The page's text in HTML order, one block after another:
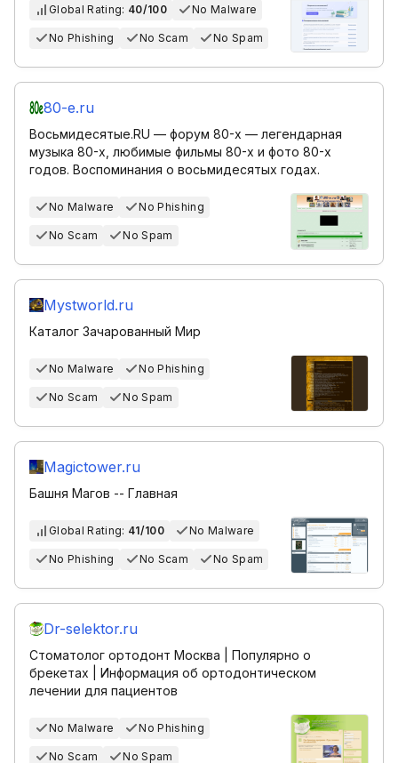
Global Rating: 40/100 No Malware
No Phishing No Scam No Spam
80-e.ru
Восьмидесятые.RU — форум 80-х — легендарная
музыка 80-х, любимые фильмы 80-х и фото 80-х
годов. Воспоминания о восьмидесятых годах.
No Malware No Phishing
No Scam No Spam
Mystworld.ru
Каталог Зачарованный Мир
No Malware No Phishing
No Scam No Spam
Magictower.ru
Башня Магов -- Главная
Global Rating: 41/100 No Malware
No Phishing No Scam No Spam
Dr-selektor.ru
Стоматолог ортодонт Москва | Популярно о
брекетах | Информация об ортодонтическом
лечении для пациентов
No Malware No Phishing
No Scam No Spam